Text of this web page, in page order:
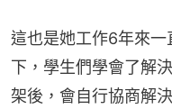
這也是她工作6年來
下，學生們學會了解
架後，會自行協商解